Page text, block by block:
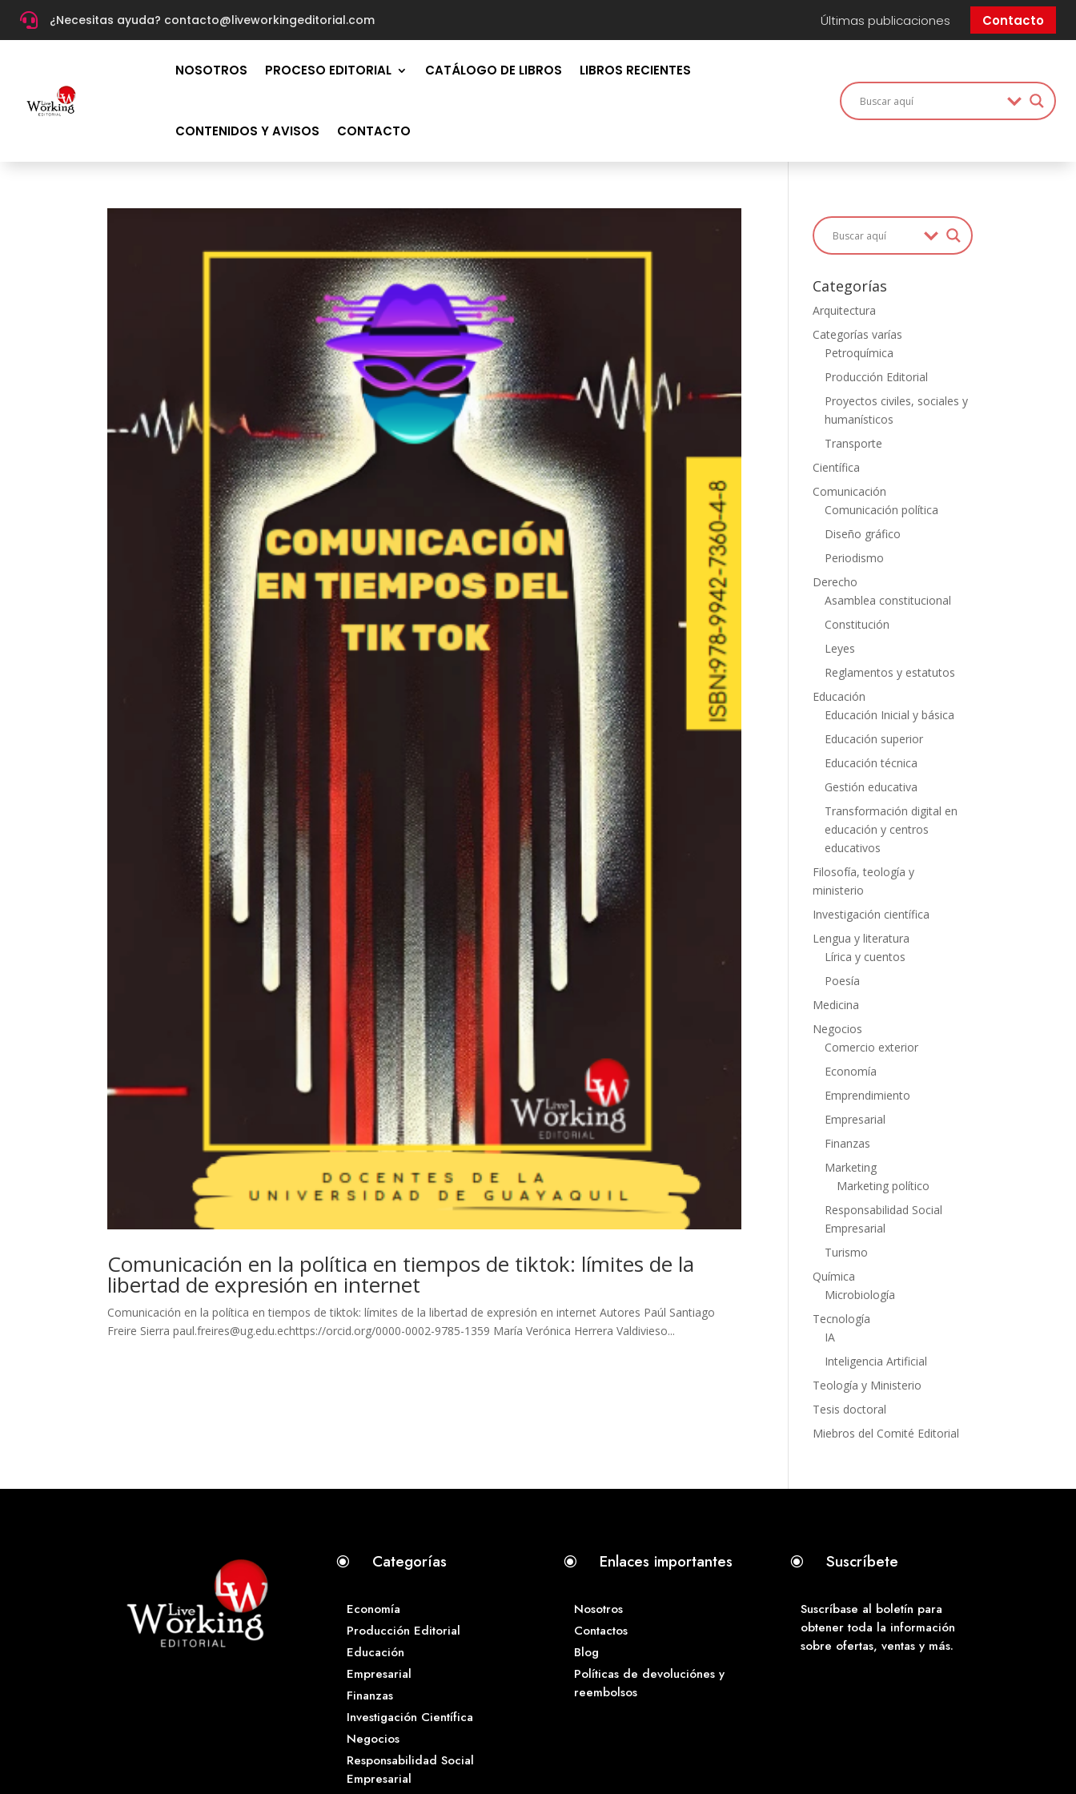
 ¿Necesitas ayuda? contacto@liveworkingeditorial.com Últimas publicaciones Contacto
NOSOTROS PROCESO EDITORIAL CATÁLOGO DE LIBROS LIBROS RECIENTES
CONTENIDOS Y AVISOS CONTACTO
Comunicación en la política en tiempos de tiktok: límites de la
libertad de expresión en internet
Comunicación en la política en tiempos de tiktok: límites de la libertad de expresión en internet Autores Paúl Santiago
Freire Sierra paul.freires@ug.edu.echttps://orcid.org/0000-0002-9785-1359 María Verónica Herrera Valdivieso...
Categorías
Arquitectura
Categorías varías
Petroquímica
Producción Editorial
Proyectos civiles, sociales y
humanísticos
Transporte
Científica
Comunicación
Comunicación política
Diseño gráfico
Periodismo
Derecho
Asamblea constitucional
Constitución
Leyes
Reglamentos y estatutos
Educación
Educación Inicial y básica
Educación superior
Educación técnica
Gestión educativa
Transformación digital en
educación y centros
educativos
Filosofía, teología y
ministerio
Investigación científica
Lengua y literatura
Lírica y cuentos
Poesía
Medicina
Negocios
Comercio exterior
Economía
Emprendimiento
Empresarial
Finanzas
Marketing
Marketing político
Responsabilidad Social
Empresarial
Turismo
Química
Microbiología
Tecnología
IA
Inteligencia Artificial
Teología y Ministerio
Tesis doctoral
Miebros del Comité Editorial
\ Categorías
Economía
Producción Editorial
Educación
Empresarial
Finanzas
Investigación Científica
Negocios
Responsabilidad Social
Empresarial
\ Enlaces importantes
Nosotros
Contactos
Blog
Políticas de devoluciónes y
reembolsos
\ Suscríbete
Suscríbase al boletín para
obtener toda la información
sobre ofertas, ventas y más.